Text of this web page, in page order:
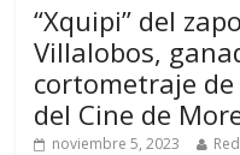
“Xquipi” del
Villalobos,
cortometraje
del Cine de
noviembre 5, 2023